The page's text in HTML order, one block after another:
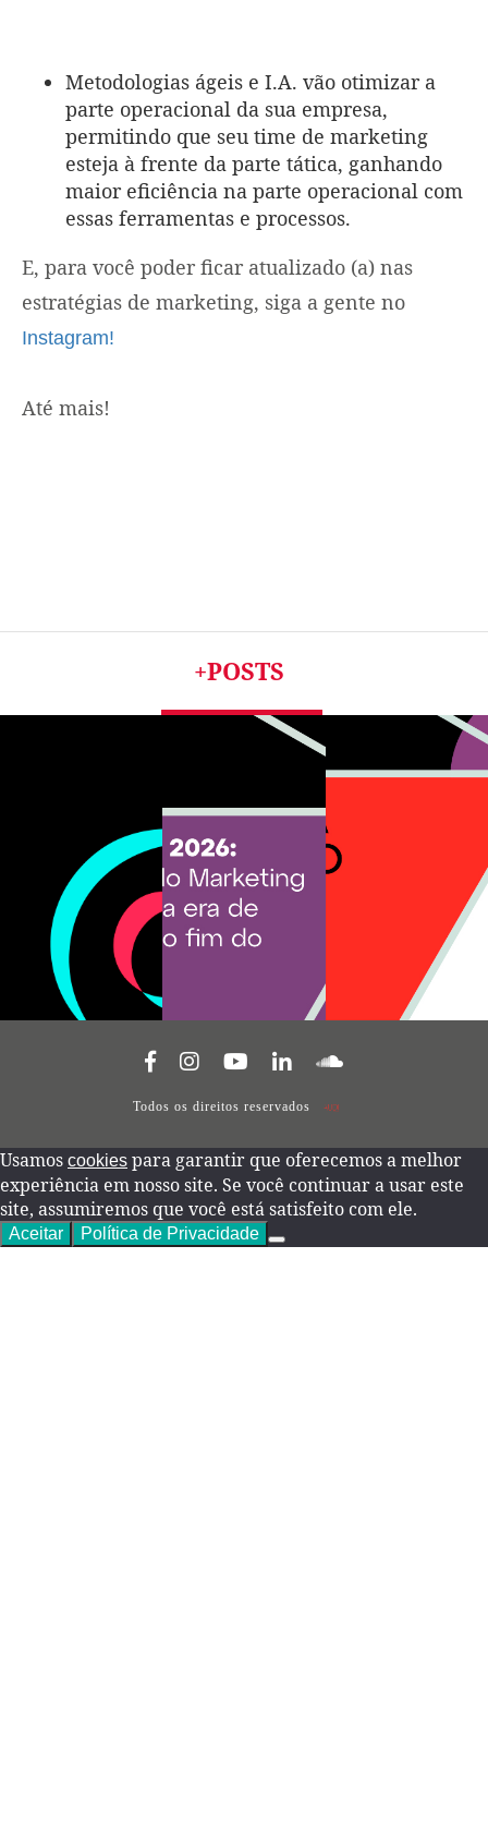
Metodologias ágeis e I.A. vão otimizar a
parte operacional da sua empresa,
permitindo que seu time de marketing
esteja à frente da parte tática, ganhando
maior eficiência na parte operacional com
essas ferramentas e processos.
E, para você poder ficar atualizado (a) nas
estratégias de marketing, siga a gente no
Instagram!
Até mais!
+POSTS
Todos os direitos reservados
Usamos cookies para garantir que oferecemos a melhor
experiência em nosso site. Se você continuar a usar este
site, assumiremos que você está satisfeito com ele.
Aceitar Política de Privacidade